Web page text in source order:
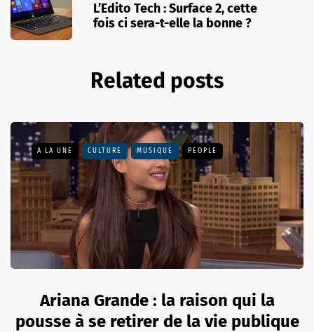
L’Edito Tech : Surface 2, cette
fois ci sera-t-elle la bonne ?
Related posts
A LA UNE CULTURE MUSIQUE PEOPLE
Ariana Grande : la raison qui la
pousse à se retirer de la vie publique